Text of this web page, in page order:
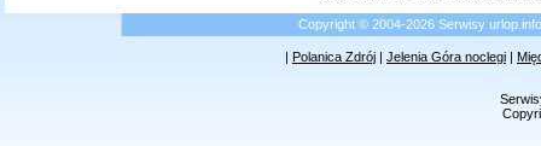
Copyright © 2004-2026 Serwisy
| Polanica Zdrój | Jelenia Góra noclegi |